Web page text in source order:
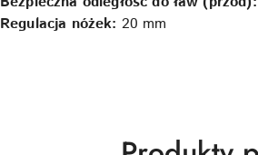
Regulacja nóżek: 20 mm